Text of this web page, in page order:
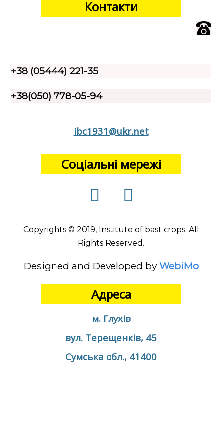
Контакти
+38 (05444) 221-35
+38(050) 778-05-94
ibc1931@ukr.net
Соціальні мережі
Copyrights © 2019, Institute of bast crops. All
Rights Reserved.
Designed and Developed by WebiMo
Адреса
м. Глухів
вул. Терещенків, 45
Сумська обл., 41400